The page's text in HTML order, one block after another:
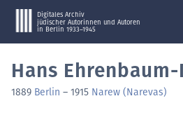
Digitales Archiv
jüdischer Autorinnen und Autoren
in Berlin 1933–1945
Hans Ehrenbaum-
1889 Berlin – 1915 Narew (Narevas)